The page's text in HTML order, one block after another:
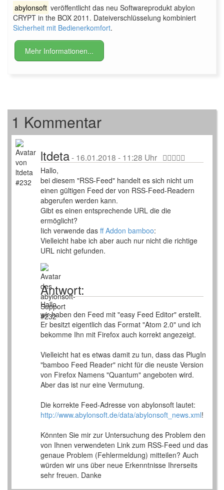
abylonsoft veröffentlicht das neu Softwareprodukt abylon
CRYPT in the BOX 2011. Dateiverschlüsselung kombiniert
Sicherheit mit Bedienerkomfort.
Mehr Informationen...
1 Kommentar
ltdeta- 16.01.2018 - 11:28 Uhr
Hallo,
bei diesem "RSS-Feed" handelt es sich nicht um
einen gültigen Feed der von RSS-Feed-Readern
abgerufen werden kann.
Gibt es einen entsprechende URL die die
ermöglicht?
Iich verwende das ff Addon bamboo:
Vielleicht habe ich aber auch nur nicht die richtige
URL nicht gefunden.
Antwort:
Hallo,
wir haben den Feed mit "easy Feed Editor" erstellt.
Er besitzt eigentlich das Format "Atom 2.0" und ich
bekomme Ihn mit Firefox auch korrekt angezeigt.
Vielleicht hat es etwas damit zu tun, dass das PlugIn
"bamboo Feed Reader" nicht für die neuste Version
von Firefox Namens "Quantum" angeboten wird.
Aber das ist nur eine Vermutung.
Die korrekte Feed-Adresse von abylonsoft lautet:
http://www.abylonsoft.de/data/abylonsoft_news.xml!
Könnten Sie mir zur Untersuchung des Problem den
von Ihnen verwendeten Link zum RSS-Feed und das
genaue Problem (Fehlermeldung) mitteilen? Auch
würden wir uns über neue Erkenntnisse Ihrerseits
sehr freuen. Danke